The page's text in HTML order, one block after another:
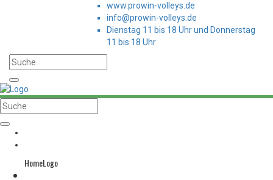
www.prowin-volleys.de
info@prowin-volleys.de
Dienstag 11 bis 18 Uhr und Donnerstag
11 bis 18 Uhr
HomeLogo